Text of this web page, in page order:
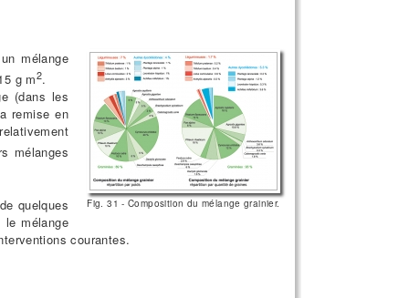
Fig. 31 - Composition du mélange grainier.
mélange
g m2.
(dans les
remise en
mélanges
quelques
le mélange
courantes.